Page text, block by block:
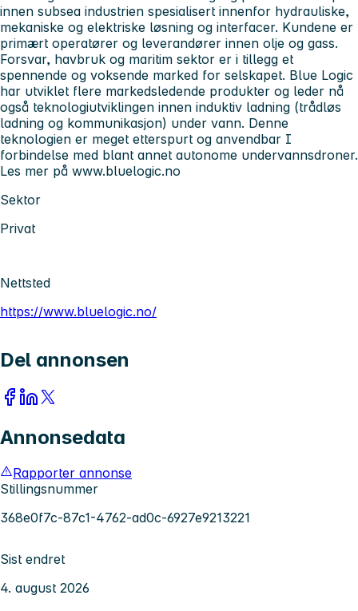
innen subsea industrien spesialisert innenfor hydrauliske,
mekaniske og elektriske løsning og interfacer. Kundene er
primært operatører og leverandører innen olje og gass.
Forsvar, havbruk og maritim sektor er i tillegg et
spennende og voksende marked for selskapet. Blue Logic
har utviklet flere markedsledende produkter og leder nå
også teknologiutviklingen innen induktiv ladning (trådløs
ladning og kommunikasjon) under vann. Denne
teknologien er meget etterspurt og anvendbar I
forbindelse med blant annet autonome undervannsdroner.
Les mer på www.bluelogic.no
Sektor
Privat
Nettsted
https://www.bluelogic.no/
Del annonsen
Annonsedata
Rapporter annonse
Stillingsnummer
368e0f7c-87c1-4762-ad0c-6927e9213221
Sist endret
4. august 2026